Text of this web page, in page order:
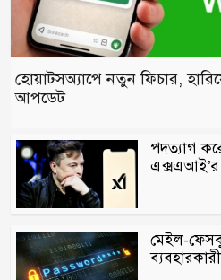
হোয়াটসঅ্যাপে নতুন ফিচার,
আপডেট
পদত্যাগ
এক্সএআই’র
মেইল-